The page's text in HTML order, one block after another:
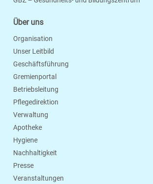
Über uns
Organisation
Unser Leitbild
Geschäftsführung
Gremienportal
Betriebsleitung
Pflegedirektion
Verwaltung
Apotheke
Hygiene
Nachhaltigkeit
Presse
Veranstaltungen